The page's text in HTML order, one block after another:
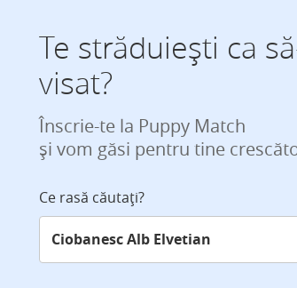
Te străduiești ca
visat?
Înscrie-te la Puppy Match
și vom găsi pentru tine
Ce rasă căutați?